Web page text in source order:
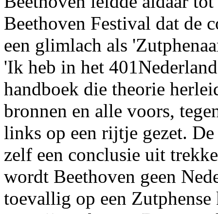
Beethoven Festival dat de
een glimlach als
'Ik heb in het
handboek die theorie
bronnen en alle voors,
links op een rijtje gezet. De
zelf een conclusie uit
wordt Beethoven geen
toevallig op een